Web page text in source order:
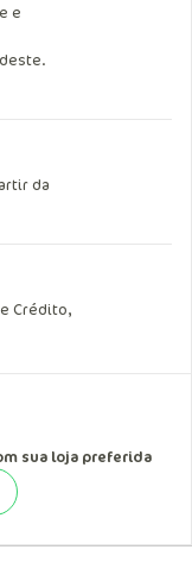
e
da
Crédito,
sua loja preferida